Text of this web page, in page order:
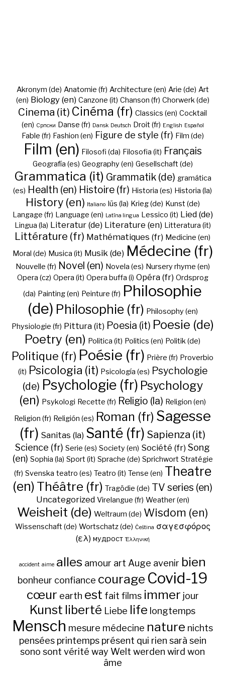
Akronym (de) Anatomie (fr) Architecture (en) Arie (de) Art
(en) Biology (en) Canzone (it) Chanson (fr) Chorwerk (de)
Cinema (it) Cinéma (fr) Classics (en) Cocktail
(en) Cрпски Danse (fr) Dansk Deutsch Droit (fr) English Español
Fable (fr) Fashion (en) Figure de style (fr) Film (de)
Film (en) Filosofi (da) Filosofia (it) Français
Geografía (es) Geography (en) Gesellschaft (de)
Grammatica (it) Grammatik (de) gramática
(es) Health (en) Histoire (fr) Historia (es) Historia (la)
History (en) Italiano Iūs (la) Krieg (de) Kunst (de)
Langage (fr) Language (en) Latīna lingua Lessico (it) Lied (de)
Lingua (la) Literatur (de) Literature (en) Litteratura (it)
Littérature (fr) Mathématiques (fr) Medicine (en)
Moral (de) Musica (it) Musik (de) Médecine (fr)
Nouvelle (fr) Novel (en) Novela (es) Nursery rhyme (en)
Opera (cz) Opera (it) Opera buffa (i) Opéra (fr) Ordsprog
(da) Painting (en) Peinture (fr) Philosophie
(de) Philosophie (fr) Philosophy (en)
Physiologie (fr) Pittura (it) Poesia (it) Poesie (de)
Poetry (en) Politica (it) Politics (en) Politik (de)
Politique (fr) Poésie (fr) Prière (fr) Proverbio
(it) Psicologia (it) Psicología (es) Psychologie
(de) Psychologie (fr) Psychology
(en) Psykologi Recette (fr) Religio (la) Religion (en)
Religion (fr) Religión (es) Roman (fr) Sagesse
(fr) Sanitas (la) Santé (fr) Sapienza (it)
Science (fr) Serie (es) Society (en) Société (fr) Song
(en) Sophia (la) Sport (it) Sprache (de) Sprichwort Stratégie
(fr) Svenska teatro (es) Teatro (it) Tense (en) Theatre
(en) Théâtre (fr) Tragödie (de) TV series (en)
Uncategorized Virelangue (fr) Weather (en)
Weisheit (de) Weltraum (de) Wisdom (en)
Wissenschaft (de) Wortschatz (de) Čeština σαγεσφόρος
(ελ) мудрост Ἑλληνική
accident aime alles amour art Auge avenir bien
bonheur confiance courage Covid-19
cœur earth est fait films immer jour
Kunst liberté Liebe life longtemps
Mensch mesure médecine nature nichts
pensées printemps présent qui rien sarà sein
sono sont vérité way Welt werden wird won
âme